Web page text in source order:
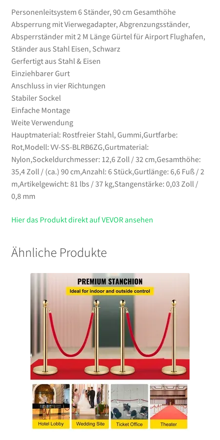
Ständer
aus
Stahl
Eisen,
Schwarz
Menge
Personenleitsystem 6 Ständer, 90 cm Gesamthöhe
Absperrung mit Vierwegadapter, Abgrenzungsständer,
Absperrständer mit 2 M Länge Gürtel für Airport Flughafen,
Ständer aus Stahl Eisen, Schwarz
Gerfertigt aus Stahl & Eisen
Einziehbarer Gurt
Anschluss in vier Richtungen
Stabiler Sockel
Einfache Montage
Weite Verwendung
Hauptmaterial: Rostfreier Stahl, Gummi,Gurtfarbe:
Rot,Modell: VV-SS-BLRB6ZG,Gurtmaterial:
Nylon,Sockeldurchmesser: 12,6 Zoll / 32 cm,Gesamthöhe:
35,4 Zoll / (ca.) 90 cm,Anzahl: 6 Stück,Gurtlänge: 6,6 Fuß / 2
m,Artikelgewicht: 81 lbs / 37 kg,Stangenstärke: 0,03 Zoll /
0,8 mm
Hier das Produkt direkt auf VEVOR ansehen
Ähnliche Produkte